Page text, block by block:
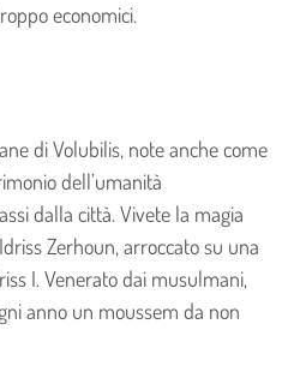
economici.
di Volubilis, note anche come
dell’umanità
dalla città. Vivete la magia
Zerhoun, arroccato su una
I. Venerato dai musulmani,
anno un moussem da non